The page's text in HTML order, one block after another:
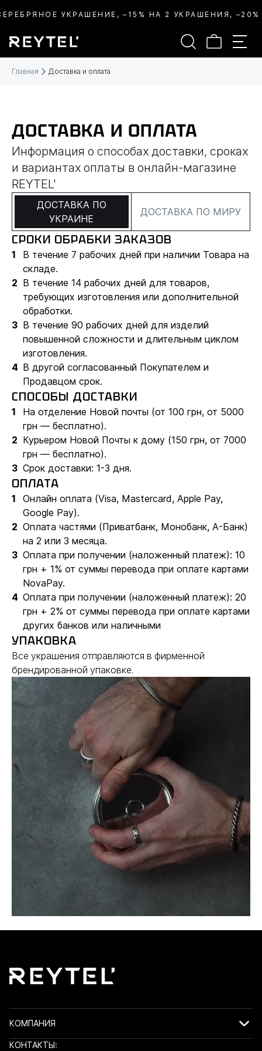
УКРАШЕНИЕ, –15% НА 2 УКРАШЕНИЯ,
Главная Доставка и оплата
ДОСТАВКА И ОПЛАТА
Информация о способах доставки, сроках
и вариантах оплаты в онлайн-магазине
REYTEL'
ДОСТАВКА ПО
УКРАИНЕ
ДОСТАВКА ПО МИРУ
СРОКИ ОБРАБКИ ЗАКАЗОВ
В течение 7 рабочих дней при наличии Товара на
складе.
В течение 14 рабочих дней для товаров,
требующих изготовления или дополнительной
обработки.
В течение 90 рабочих дней для изделий
повышенной сложности и длительным циклом
изготовления.
В другой согласованный Покупателем и
Продавцом срок.
СПОСОБЫ ДОСТАВКИ
На отделение Новой почты (от 100 грн, от 5000
грн — бесплатно).
Курьером Новой Почты к дому (150 грн, от 7000
грн — бесплатно).
Срок доставки: 1-3 дня.
ОПЛАТА
Онлайн оплата (Visa, Mastercard, Apple Pay,
Google Pay).
Оплата частями (Приватбанк, Монобанк, А-Банк)
на 2 или 3 месяца.
Оплата при получении (наложенный платеж): 10
грн + 1% от суммы перевода при оплате картами
NovaPay.
Оплата при получении (наложенный платеж): 20
грн + 2% от суммы перевода при оплате картами
других банков или наличными
УПАКОВКА
Все украшения отправляются в фирменной
брендированной упаковке.
КОМПАНИЯ
КОНТАКТЫ: